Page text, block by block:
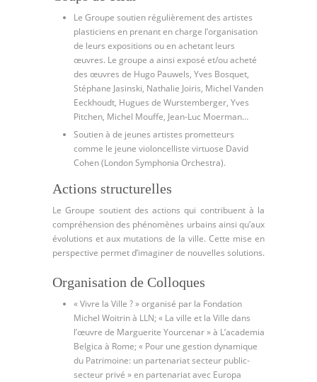
Le Groupe soutien régulièrement des artistes
plasticiens en prenant en charge l’organisation
de leurs expositions ou en achetant leurs
œuvres. Le groupe a ainsi exposé et/ou acheté
des œuvres de Hugo Pauwels, Yves Bosquet,
Stéphane Jasinski, Nathalie Joiris, Michel Vanden
Eeckhoudt, Hugues de Wurstemberger, Yves
Pitchen, Michel Mouffe, Jean-Luc Moerman…
Soutien à de jeunes artistes prometteurs
comme le jeune violoncelliste virtuose David
Cohen (London Symphonia Orchestra).
Actions structurelles
Le Groupe soutient des actions qui contribuent à la
compréhension des phénomènes urbains ainsi qu’aux
évolutions et aux mutations de la ville. Cette mise en
perspective permet d’imaginer de nouvelles solutions.
Organisation de Colloques
« Vivre la Ville ? » organisé par la Fondation
Michel Woitrin à LLN; « La ville et la Ville dans
l’œuvre de Marguerite Yourcenar » à L’academia
Belgica à Rome; « Pour une gestion dynamique
du Patrimoine: un partenariat secteur public-
secteur privé » en partenariat avec Europa